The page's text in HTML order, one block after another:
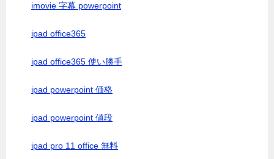
imovie 字幕 powerpoint
ipad office365
ipad office365 使い勝手
ipad powerpoint 価格
ipad powerpoint 値段
ipad pro 11 office 無料